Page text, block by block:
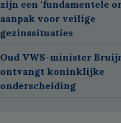
zijn een 'fundamentele
aanpak voor veilige
gezinssituaties
Oud VWS-minister
ontvangt koninklijke
onderscheiding